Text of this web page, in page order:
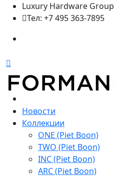
Luxury Hardware Group
Тел: +7 495 363-7895
Новости
Коллекции
ONE (Piet Boon)
TWO (Piet Boon)
INC (Piet Boon)
ARC (Piet Boon)